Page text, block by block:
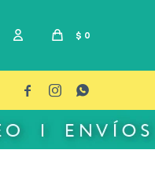
$ 0
  